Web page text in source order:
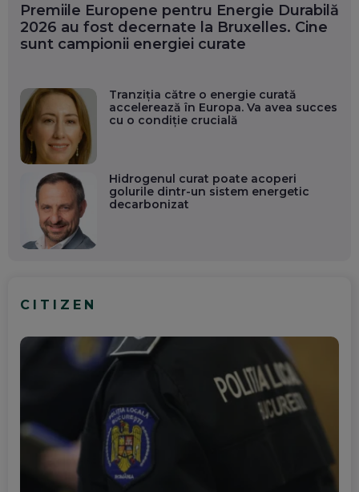
Premiile Europene pentru Energie Durabilă
2026 au fost decernate la Bruxelles. Cine
sunt campionii energiei curate
Tranziția către o energie curată
accelerează în Europa. Va avea succes
cu o condiție crucială
Hidrogenul curat poate acoperi
golurile dintr-un sistem energetic
decarbonizat
CITIZEN